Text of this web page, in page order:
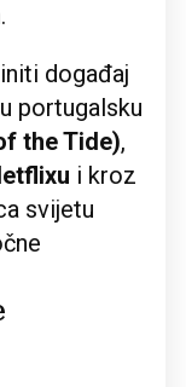
događaj
portugalsku
the Tide),
i kroz
svijetu